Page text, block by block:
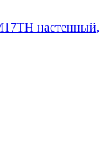
настенный,